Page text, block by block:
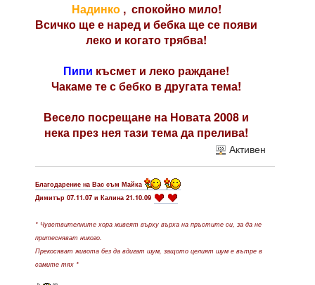
Надинко , спокойно мило!
Всичко ще е наред и бебка ще се появи
леко и когато трябва!
Пипи късмет и леко раждане!
Чакаме те с бебко в другата тема!
Весело посрещане на Новата 2008 и
нека през нея тази тема да прелива!
Активен
Благодарение на Вас съм Майка
Димитър 07.11.07 и Калина 21.10.09
* Чувствителните хора живеят върху върха на пръстите си, за да не
притесняват никого.
Прекосяват живота без да вдигат шум, защото целият шум е вътре в
самите тях *